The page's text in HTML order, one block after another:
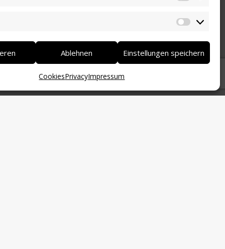
Ablehnen Einstellungen speichern
CookiesPrivacyImpressum